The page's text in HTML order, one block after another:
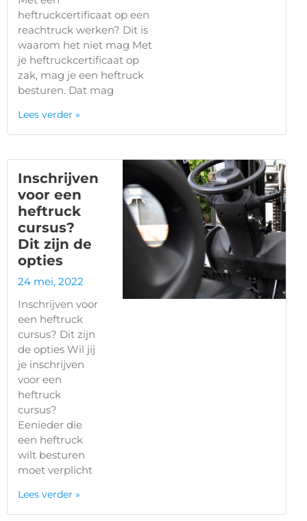
heftruckcertificaat op een
reachtruck werken? Dit is
waarom het niet mag Met
je heftruckcertificaat op
zak, mag je een heftruck
besturen. Dat mag
Lees verder »
Inschrijven
voor een
heftruck
cursus?
Dit zijn de
opties
24 mei, 2022
Inschrijven voor
een heftruck
cursus? Dit zijn
de opties Wil jij
je inschrijven
voor een
heftruck
cursus?
Eenieder die
een heftruck
wilt besturen
moet verplicht
Lees verder »